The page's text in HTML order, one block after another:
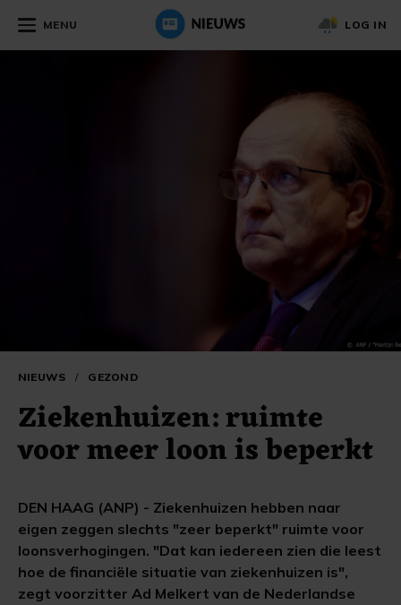
MENU LOG IN
NIEUWS / GEZOND
Ziekenhuizen: ruimte
voor meer loon is beperkt
DEN HAAG (ANP) - Ziekenhuizen hebben naar
eigen zeggen slechts "zeer beperkt" ruimte voor
loonsverhogingen. "Dat kan iedereen zien die leest
hoe de financiële situatie van ziekenhuizen is",
zegt voorzitter Ad Melkert van de Nederlandse